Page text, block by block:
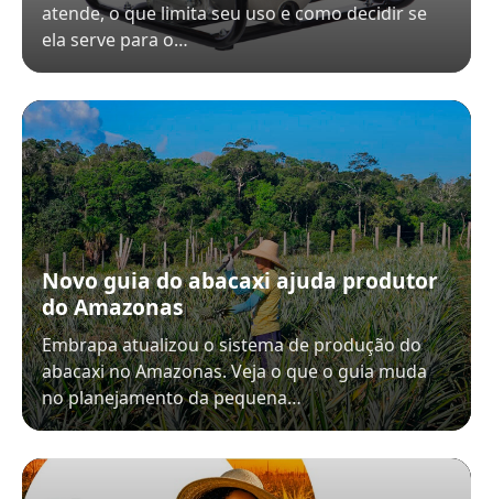
atende, o que limita seu uso e como decidir se
ela serve para o…
Novo guia do abacaxi ajuda produtor
do Amazonas
Embrapa atualizou o sistema de produção do
abacaxi no Amazonas. Veja o que o guia muda
no planejamento da pequena…